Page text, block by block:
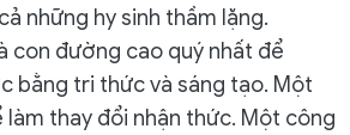
những hy sinh thầm lặng.
con đường cao quý nhất để
bằng tri thức và sáng tạo. Một
thay đổi nhận thức. Một công